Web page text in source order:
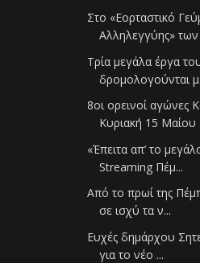
Στο «Εορταστικό
Αλληλεγγύης» των
Τρία μεγάλα έργα
δρομολογούνται
8οι ορεινοί αγώνες
Κυριακή 15 Μαίου
«Έπειτα απ’ το
Streaming Πέμ...
Από το πρωί της
σε ισχύ τα ν...
Ευχές δημάρχου
για το νέο ...